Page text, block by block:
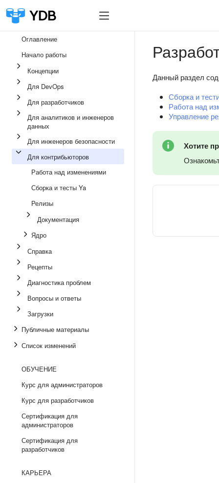
Оглавление
Начало работы
Концепции
Для DevOps
Для разработчиков
Для аналитиков и инженеров
данных
Для инженеров безопасности
Для контрибьюторов
Работа над изменениями
Сборка и тесты Ya
Релизы
Документация
Ядро
Справка
Рецепты
Диагностика проблем
Вопросы и ответы
Загрузки
Публичные материалы
Список изменений
ОБУЧЕНИЕ
Курс для администраторов
Курс для разработчиков
Сертификация для
администраторов
Сертификация для
разработчиков
КАРЬЕРА
Данный раздел
Сборка и
Работа над
Управление
Хотите